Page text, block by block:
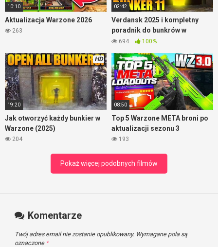
10:10
Aktualizacja Warzone 2026
263
02:42
Verdansk 2025 i kompletny
poradnik do bunkrów w
Warzone
694 100%
HD
19:20
Jak otworzyć każdy bunkier w
Warzone (2025)
204
08:50
Top 5 Warzone META broni po
aktualizacji sezonu 3
193
Pokaż więcej podobnych filmów
Komentarze
Twój adres email nie zostanie opublikowany. Wymagane pola są
oznaczone *